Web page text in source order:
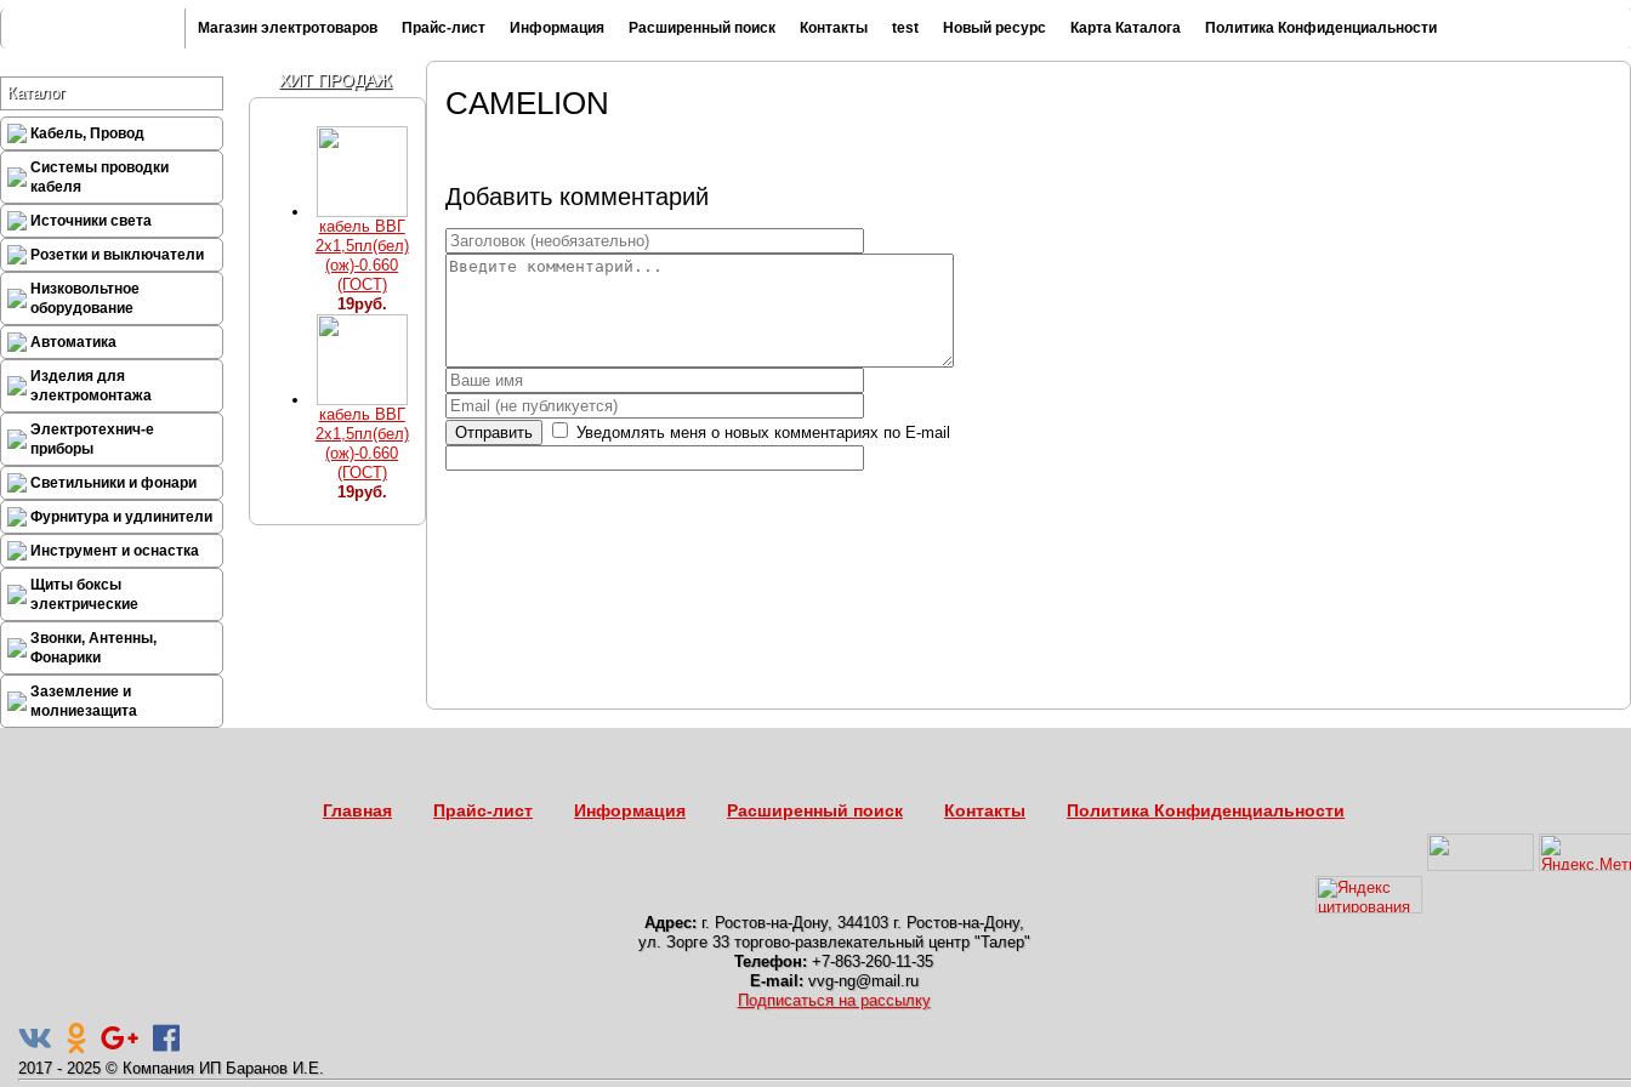
Магазин электротоваров Прайс-лист Информация Расширенный поиск Контакты test Новый ресурс Карта Каталога Политика Конфиденциальности
Каталог
Кабель, Провод
Системы проводки
кабеля
Источники света
Розетки и выключатели
Низковольтное
оборудование
Автоматика
Изделия для
электромонтажа
Электротехнич-е
приборы
Светильники и фонари
Фурнитура и удлинители
Инструмент и оснастка
Щиты боксы
электрические
Звонки, Антенны,
Фонарики
Заземление и
молниезащита
ХИТ ПРОДАЖ
кабель ВВГ
2х1,5пл(бел)
(ож)-0.660
(ГОСТ)
19руб.
кабель ВВГ
2х1,5пл(бел)
(ож)-0.660
(ГОСТ)
19руб.
CAMELION
Добавить комментарий
Отправить Уведомлять меня о новых комментариях по E-mail
Главная Прайс-лист Информация Расширенный поиск Контакты Политика Конфиденциальности
Адрес: г. Ростов-на-Дону, 344103 г. Ростов-на-Дону,
ул. Зорге 33 торгово-развлекательный центр "Талер"
Телефон: +7-863-260-11-35
E-mail: vvg-ng@mail.ru
Подписаться на рассылку
2017 - 2025 © Компания ИП Баранов И.Е.